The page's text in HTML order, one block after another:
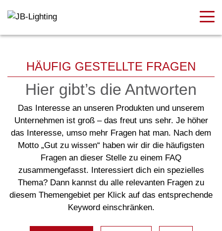
HÄUFIG GESTELLTE FRAGEN
Hier gibt’s die Antworten
Das Interesse an unseren Produkten und unserem
Unternehmen ist groß – das freut uns sehr. Je höher
das Interesse, umso mehr Fragen hat man. Nach dem
Motto „Gut zu wissen“ haben wir dir die häufigsten
Fragen an dieser Stelle zu einem FAQ
zusammengefasst. Interessiert dich ein spezielles
Thema? Dann kannst du alle relevanten Fragen zu
diesem Themengebiet per Klick auf das entsprechende
Keyword einschränken.